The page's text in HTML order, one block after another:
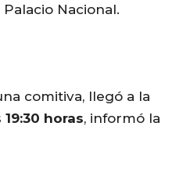
Palacio Nacional.
comitiva, llegó a la
19:30 horas, informó la